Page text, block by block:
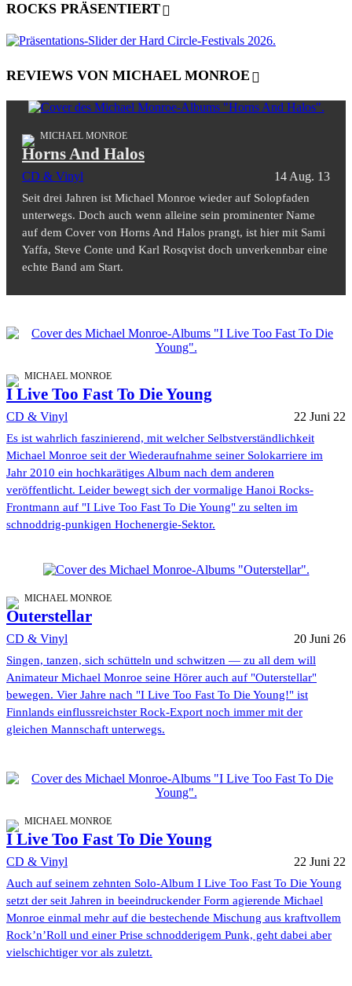
ROCKS PRÄSENTIERT
REVIEWS VON MICHAEL MONROE
MICHAEL MONROE
Horns And Halos
CD & Vinyl 14 Aug. 13
Seit drei Jahren ist Michael Monroe wieder auf Solopfaden
unterwegs. Doch auch wenn alleine sein prominenter Name
auf dem Cover von Horns And Halos prangt, ist hier mit Sami
Yaffa, Steve Conte und Karl Rosqvist doch unverkennbar eine
echte Band am Start.
MICHAEL MONROE
I Live Too Fast To Die Young
CD & Vinyl 22 Juni 22
Es ist wahrlich faszinierend, mit welcher Selbstverständlichkeit
Michael Monroe seit der Wiederaufnahme seiner Solokarriere im
Jahr 2010 ein hochkarätiges Album nach dem anderen
veröffentlicht. Leider bewegt sich der vormalige Hanoi Rocks-
Frontmann auf "I Live Too Fast To Die Young" zu selten im
schnoddrig-punkigen Hochenergie-Sektor.
MICHAEL MONROE
Outerstellar
CD & Vinyl 20 Juni 26
Singen, tanzen, sich schütteln und schwitzen — zu all dem will
Animateur Michael Monroe seine Hörer auch auf "Outerstellar"
bewegen. Vier Jahre nach "I Live Too Fast To Die Young!" ist
Finnlands einflussreichster Rock-Export noch immer mit der
gleichen Mannschaft unterwegs.
MICHAEL MONROE
I Live Too Fast To Die Young
CD & Vinyl 22 Juni 22
Auch auf seinem zehnten Solo-Album I Live Too Fast To Die Young
setzt der seit Jahren in beeindruckender Form agierende Michael
Monroe einmal mehr auf die bestechende Mischung aus kraftvollem
Rock’n’Roll und einer Prise schnodderigem Punk, geht dabei aber
vielschichtiger vor als zuletzt.